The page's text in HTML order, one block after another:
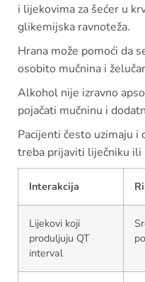
i lijekovima za šećer u
glikemijska ravnoteža.
Hrana može pomoći da
osobito mučnina i
Alkohol nije izravno
pojačati mučninu i
Pacijenti često uzimaju i
treba prijaviti liječniku ili
Interakcija
Lijekovi koji
produljuju QT
interval